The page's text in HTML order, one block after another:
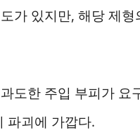
가 있지만, 해당 제
도한 주입 부피가
파괴에 가깝다.